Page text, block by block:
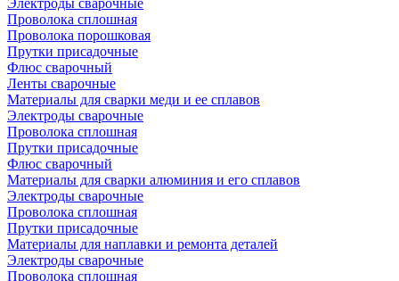
Электроды сварочные
Проволока сплошная
Проволока порошковая
Прутки присадочные
Флюс сварочный
Ленты сварочные
Материалы для сварки меди и ее сплавов
Электроды сварочные
Проволока сплошная
Прутки присадочные
Флюс сварочный
Материалы для сварки алюминия и его сплавов
Электроды сварочные
Проволока сплошная
Прутки присадочные
Материалы для наплавки и ремонта деталей
Электроды сварочные
Проволока сплошная